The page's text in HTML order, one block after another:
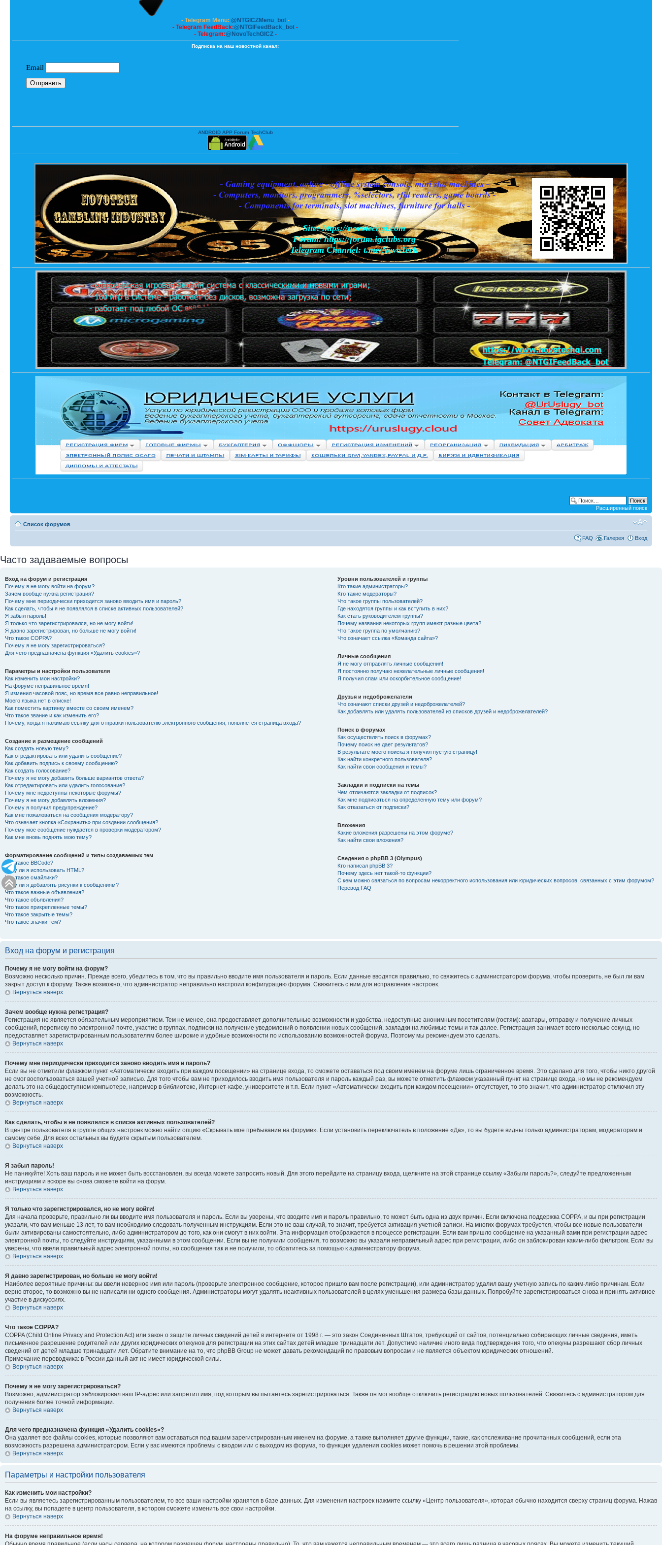
- Telegram Menu: @NTGICZMenu_bot-
- Telegram FeedBack:@NTGIFeedBack_bot -
- Telegram:@NovoTechGICZ-
Подписка на наш новостной канал:
ANDROID APP Forum TechClub
Расширенный поиск
Список форумов
FAQ Галерея Вход
Часто задаваемые вопросы
Вход на форум и регистрация
Почему я не могу войти на форум?
Зачем вообще нужна регистрация?
Почему мне периодически приходится заново вводить имя и пароль?
Как сделать, чтобы я не появлялся в списке активных пользователей?
Я забыл пароль!
Я только что зарегистрировался, но не могу войти!
Я давно зарегистрирован, но больше не могу войти!
Что такое COPPA?
Почему я не могу зарегистрироваться?
Для чего предназначена функция «Удалить cookies»?
Параметры и настройки пользователя
Как изменить мои настройки?
На форуме неправильное время!
Я изменил часовой пояс, но время все равно неправильное!
Моего языка нет в списке!
Как поместить картинку вместе со своим именем?
Что такое звание и как изменить его?
Почему, когда я нажимаю ссылку для отправки пользователю электронного сообщения, появляется страница входа?
Создание и размещение сообщений
Как создать новую тему?
Как отредактировать или удалить сообщение?
Как добавить подпись к своему сообщению?
Как создать голосование?
Почему я не могу добавить больше вариантов ответа?
Как отредактировать или удалить голосование?
Почему мне недоступны некоторые форумы?
Почему я не могу добавлять вложения?
Почему я получил предупреждение?
Как мне пожаловаться на сообщения модератору?
Что означает кнопка «Сохранить» при создании сообщения?
Почему мое сообщение нуждается в проверки модератором?
Как мне вновь поднять мою тему?
Форматирование сообщений и типы создаваемых тем
Что такое BBCode?
Могу ли я использовать HTML?
Что такое смайлики?
Могу ли я добавлять рисунки к сообщениям?
Что такое важные объявления?
Что такое объявления?
Что такое прикрепленные темы?
Что такое закрытые темы?
Что такое значки тем?
Уровни пользователей и группы
Кто такие администраторы?
Кто такие модераторы?
Что такое группы пользователей?
Где находятся группы и как вступить в них?
Как стать руководителем группы?
Почему названия некоторых групп имеют разные цвета?
Что такое группа по умолчанию?
Что означает ссылка «Команда сайта»?
Личные сообщения
Я не могу отправлять личные сообщения!
Я постоянно получаю нежелательные личные сообщения!
Я получил спам или оскорбительное сообщение!
Друзья и недоброжелатели
Что означают списки друзей и недоброжелателей?
Как добавлять или удалять пользователей из списков друзей и недоброжелателей?
Поиск в форумах
Как осуществлять поиск в форумах?
Почему поиск не дает результатов?
В результате моего поиска я получил пустую страницу!
Как найти конкретного пользователя?
Как найти свои сообщения и темы?
Закладки и подписки на темы
Чем отличаются закладки от подписок?
Как мне подписаться на определенную тему или форум?
Как отказаться от подписки?
Вложения
Какие вложения разрешены на этом форуме?
Как найти свои вложения?
Сведения о phpBB 3 (Olympus)
Кто написал phpBB 3?
Почему здесь нет такой-то функции?
С кем можно связаться по вопросам некорректного использования или юридических вопросов, связанных с этим форумом?
Перевод FAQ
Вход на форум и регистрация
Почему я не могу войти на форум?
Возможно несколько причин. Прежде всего, убедитесь в том, что вы правильно вводите имя пользователя и пароль. Если данные вводятся правильно, то свяжитесь с администратором форума, чтобы проверить, не был ли вам
закрыт доступ к форуму. Также возможно, что администратор неправильно настроил конфигурацию форума. Свяжитесь с ним для исправления настроек.
Вернуться наверх
Зачем вообще нужна регистрация?
Регистрация не является обязательным мероприятием. Тем не менее, она предоставляет дополнительные возможности и удобства, недоступные анонимным посетителям (гостям): аватары, отправку и получение личных
сообщений, переписку по электронной почте, участие в группах, подписки на получение уведомлений о появлении новых сообщений, закладки на любимые темы и так далее. Регистрация занимает всего несколько секунд, но
предоставляет зарегистрированным пользователям более широкие и удобные возможности по использованию возможностей форума. Поэтому мы рекомендуем это сделать.
Вернуться наверх
Почему мне периодически приходится заново вводить имя и пароль?
Если вы не отметили флажком пункт «Автоматически входить при каждом посещении» на странице входа, то сможете оставаться под своим именем на форуме лишь ограниченное время. Это сделано для того, чтобы никто другой
не смог воспользоваться вашей учетной записью. Для того чтобы вам не приходилось вводить имя пользователя и пароль каждый раз, вы можете отметить флажком указанный пункт на странице входа, но мы не рекомендуем
делать это на общедоступном компьютере, например в библиотеке, Интернет-кафе, университете и т.п. Если пункт «Автоматически входить при каждом посещении» отсутствует, то это значит, что администратор отключил эту
возможность.
Вернуться наверх
Как сделать, чтобы я не появлялся в списке активных пользователей?
В центре пользователя в группе общих настроек можно найти опцию «Скрывать мое пребывание на форуме». Если установить переключатель в положение «Да», то вы будете видны только администраторам, модераторам и
самому себе. Для всех остальных вы будете скрытым пользователем.
Вернуться наверх
Я забыл пароль!
Не паникуйте! Хоть ваш пароль и не может быть восстановлен, вы всегда можете запросить новый. Для этого перейдите на страницу входа, щелкните на этой странице ссылку «Забыли пароль?», следуйте предложенным
инструкциям и вскоре вы снова сможете войти на форум.
Вернуться наверх
Я только что зарегистрировался, но не могу войти!
Для начала проверьте, правильно ли вы вводите имя пользователя и пароль. Если вы уверены, что вводите имя и пароль правильно, то может быть одна из двух причин. Если включена поддержка COPPA, и вы при регистрации
указали, что вам меньше 13 лет, то вам необходимо следовать полученным инструкциям. Если это не ваш случай, то значит, требуется активация учетной записи. На многих форумах требуется, чтобы все новые пользователи
были активированы самостоятельно, либо администратором до того, как они смогут в них войти. Эта информация отображается в процессе регистрации. Если вам пришло сообщение на указанный вами при регистрации адрес
электронной почты, то следуйте инструкциям, указанными в этом сообщении. Если вы не получили сообщения, то возможно вы указали неправильный адрес при регистрации, либо он заблокирован каким-либо фильтром. Если вы
уверены, что ввели правильный адрес электронной почты, но сообщения так и не получили, то обратитесь за помощью к администратору форума.
Вернуться наверх
Я давно зарегистрирован, но больше не могу войти!
Наиболее вероятные причины: вы ввели неверное имя или пароль (проверьте электронное сообщение, которое пришло вам после регистрации), или администратор удалил вашу учетную запись по каким-либо причинам. Если
верно второе, то возможно вы не написали ни одного сообщения. Администраторы могут удалять неактивных пользователей в целях уменьшения размера базы данных. Попробуйте зарегистрироваться снова и принять активное
участие в дискуссиях.
Вернуться наверх
Что такое COPPA?
COPPA (Child Online Privacy and Protection Act) или закон о защите личных сведений детей в интернете от 1998 г. — это закон Соединенных Штатов, требующий от сайтов, потенциально собирающих личные сведения, иметь
письменное разрешение родителей или других юридических опекунов для регистрации на этих сайтах детей младше тринадцати лет. Допустимо наличие иного вида подтверждения того, что опекуны разрешают сбор личных
сведений от детей младше тринадцати лет. Обратите внимание на то, что phpBB Group не может давать рекомендаций по правовым вопросам и не является объектом юридических отношений.
Примечание переводчика: в России данный акт не имеет юридической силы.
Вернуться наверх
Почему я не могу зарегистрироваться?
Возможно, администратор заблокировал ваш IP-адрес или запретил имя, под которым вы пытаетесь зарегистрироваться. Также он мог вообще отключить регистрацию новых пользователей. Свяжитесь с администратором для
получения более точной информации.
Вернуться наверх
Для чего предназначена функция «Удалить cookies»?
Она удаляет все файлы cookies, которые позволяют вам оставаться под вашим зарегистрированным именем на форуме, а также выполняет другие функции, такие, как отслеживание прочитанных сообщений, если эта
возможность разрешена администратором. Если у вас имеются проблемы с входом или с выходом из форума, то функция удаления cookies может помочь в решении этой проблемы.
Вернуться наверх
Параметры и настройки пользователя
Как изменить мои настройки?
Если вы являетесь зарегистрированным пользователем, то все ваши настройки хранятся в базе данных. Для изменения настроек нажмите ссылку «Центр пользователя», которая обычно находится сверху страниц форума. Нажав
на ссылку, вы попадете в центр пользователя, в котором сможете изменить все свои настройки.
Вернуться наверх
На форуме неправильное время!